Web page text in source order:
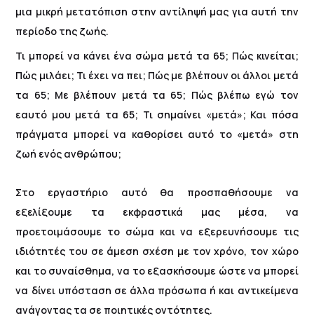
μια μικρή μετατόπιση στην αντίληψή μας για αυτή την
περίοδο της ζωής.
Τι μπορεί να κάνει ένα σώμα μετά τα 65; Πώς κινείται;
Πώς μιλάει; Τι έχει να πει; Πώς με βλέπουν οι άλλοι μετά
τα 65; Με βλέπουν μετά τα 65; Πώς βλέπω εγώ τον
εαυτό μου μετά τα 65; Τι σημαίνει «μετά»; Και πόσα
πράγματα μπορεί να καθορίσει αυτό το «μετά» στη
ζωή ενός ανθρώπου;
Στο εργαστήριο αυτό θα προσπαθήσουμε να
εξελίξουμε τα εκφραστικά μας μέσα, να
προετοιμάσουμε το σώμα και να εξερευνήσουμε τις
ιδιότητές του σε άμεση σχέση με τον χρόνο, τον χώρο
και το συναίσθημα, να το εξασκήσουμε ώστε να μπορεί
να δίνει υπόσταση σε άλλα πρόσωπα ή και αντικείμενα
ανάγοντας τα σε ποιητικές οντότητες.